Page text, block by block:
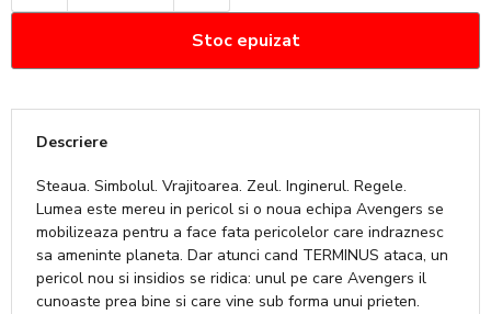
Stoc epuizat
Descriere
Steaua. Simbolul. Vrajitoarea. Zeul. Inginerul. Regele.
Lumea este mereu in pericol si o noua echipa Avengers se
mobilizeaza pentru a face fata pericolelor care indraznesc
sa ameninte planeta. Dar atunci cand TERMINUS ataca, un
pericol nou si insidios se ridica: unul pe care Avengers il
cunoaste prea bine si care vine sub forma unui prieten.